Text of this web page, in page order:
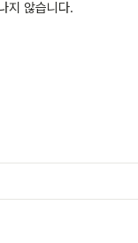
지 않습니다.